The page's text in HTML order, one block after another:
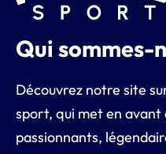
Qui sommes-
Découvrez notre site
sport, qui met en
passionnants,